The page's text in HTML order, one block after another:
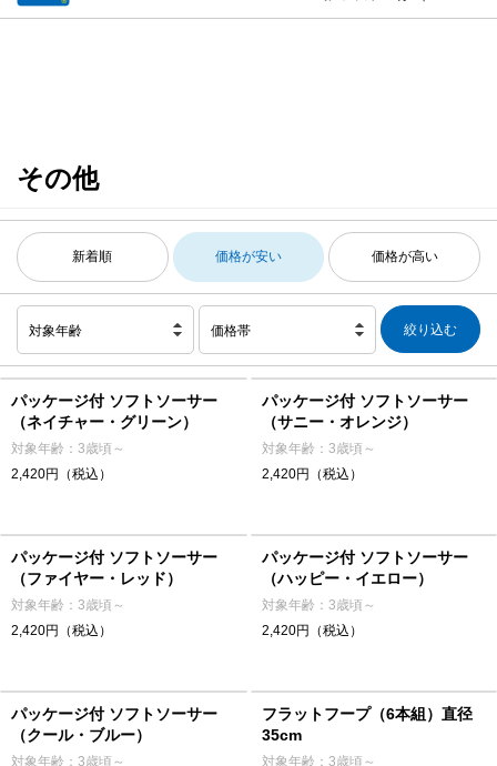
その他
新着順 価格が安い 価格が高い
対象年齢 価格帯
パッケージ付 ソフトソーサー
（ネイチャー・グリーン）
対象年齢：3歳頃～
2,420円（税込）
パッケージ付 ソフトソーサー
（サニー・オレンジ）
対象年齢：3歳頃～
2,420円（税込）
パッケージ付 ソフトソーサー
（ファイヤー・レッド）
対象年齢：3歳頃～
2,420円（税込）
パッケージ付 ソフトソーサー
（ハッピー・イエロー）
対象年齢：3歳頃～
2,420円（税込）
パッケージ付 ソフトソーサー
（クール・ブルー）
対象年齢：3歳頃～
フラットフープ（6本組）直径
35cm
対象年齢：3歳頃～